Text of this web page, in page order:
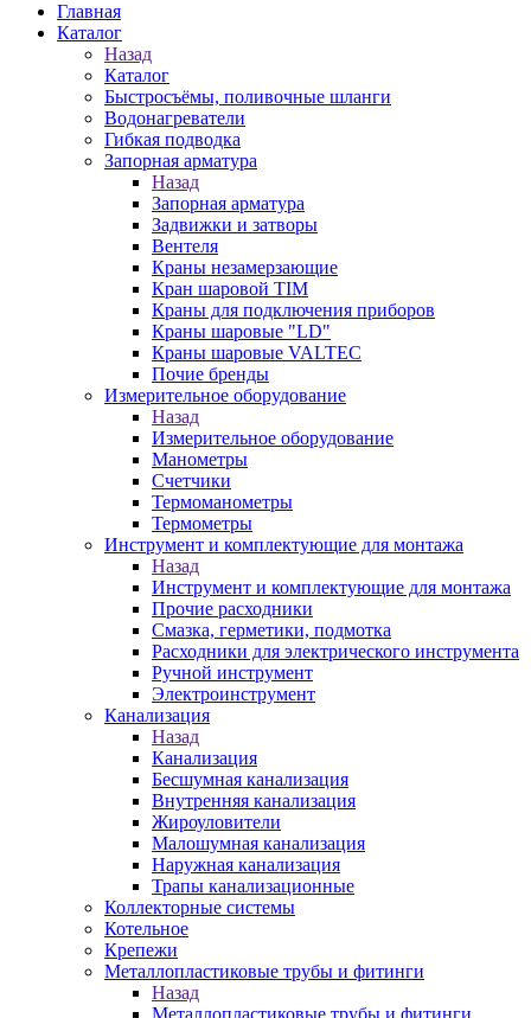
Главная
Каталог
Назад
Каталог
Быстросъёмы, поливочные шланги
Водонагреватели
Гибкая подводка
Запорная арматура
Назад
Запорная арматура
Задвижки и затворы
Вентеля
Краны незамерзающие
Кран шаровой TIM
Краны для подключения приборов
Краны шаровые "LD"
Краны шаровые VALTEC
Почие бренды
Измерительное оборудование
Назад
Измерительное оборудование
Манометры
Счетчики
Термоманометры
Термометры
Инструмент и комплектующие для монтажа
Назад
Инструмент и комплектующие для монтажа
Прочие расходники
Смазка, герметики, подмотка
Расходники для электрического инструмента
Ручной инструмент
Электроинструмент
Канализация
Назад
Канализация
Бесшумная канализация
Внутренняя канализация
Жироуловители
Малошумная канализация
Наружная канализация
Трапы канализационные
Коллекторные системы
Котельное
Крепежи
Металлопластиковые трубы и фитинги
Назад